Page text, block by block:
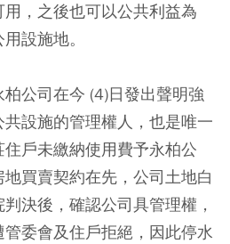
，之後也可以公共利益為
設施地。
公司在今 (4)日發出聲明強
設施的管理權人，也是唯一
戶未繳納使用費予永柏公
買賣契約在先，公司土地白
決後，確認公司具管理權，
委會及住戶拒絕，因此停水